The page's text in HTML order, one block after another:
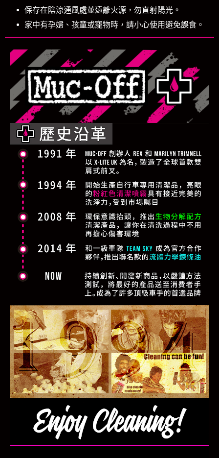
保存在陰涼通風處並遠離火源，勿直射陽光。
家中有孕婦、孩童或寵物時，請小心使用避免誤食。